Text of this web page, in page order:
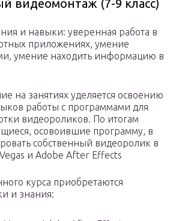
видеомонтаж (7-9 класс)
и навыки: уверенная работа в
приложениях, умение
умение находить информацию в
на занятиях уделяется освоению
работы с программами для
видеороликов. По итогам
осовоившие программу, в
собственный видеоролик в
и Adobe After Effects
курса приобретаются
и знания: